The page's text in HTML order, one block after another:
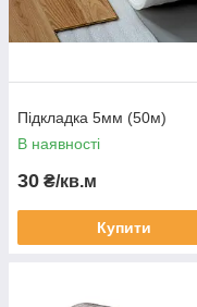
Підкладка 5мм (50м)
В наявності
30 ₴/кв.м
Купити